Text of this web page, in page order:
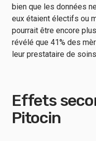
bien que les données
eux étaient électifs ou
pourrait être encore
révélé que 41% des
leur prestataire de
Effets
Pitocin